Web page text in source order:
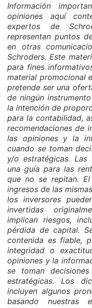
Información
opiniones aquí
expertos de
representan puntos
en otras
Schroders. Este
para fines
material promocional
pretende ser una
de ningún
la intención de
para la contabilidad,
recomendaciones de
las opiniones y la
cuando se toman
y/o estratégicas. Las
una guía para las
que no se repitan.
ingresos de las
los inversores
invertidas
implican riesgos,
pérdida de capital.
contenida es fiable,
integridad o
opiniones y la
se toman
estratégicas. Los
incluyen algunos
basando nuestras